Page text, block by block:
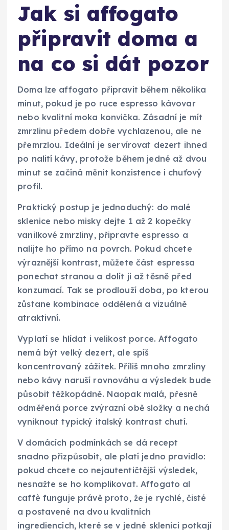
Jak si affogato
připravit doma a
na co si dát pozor
Doma lze affogato připravit během několika
minut, pokud je po ruce espresso kávovar
nebo kvalitní moka konvička. Zásadní je mít
zmrzlinu předem dobře vychlazenou, ale ne
přemrzlou. Ideální je servírovat dezert ihned
po nalití kávy, protože během jedné až dvou
minut se začíná měnit konzistence i chuťový
profil.
Praktický postup je jednoduchý: do malé
sklenice nebo misky dejte 1 až 2 kopečky
vanilkové zmrzliny, připravte espresso a
nalijte ho přímo na povrch. Pokud chcete
výraznější kontrast, můžete část espressa
ponechat stranou a dolít ji až těsně před
konzumací. Tak se prodlouží doba, po kterou
zůstane kombinace oddělená a vizuálně
atraktivní.
Vyplatí se hlídat i velikost porce. Affogato
nemá být velký dezert, ale spíš
koncentrovaný zážitek. Příliš mnoho zmrzliny
nebo kávy naruší rovnováhu a výsledek bude
působit těžkopádně. Naopak malá, přesně
odměřená porce zvýrazní obě složky a nechá
vyniknout typický italský kontrast chutí.
V domácích podmínkách se dá recept
snadno přizpůsobit, ale platí jedno pravidlo:
pokud chcete co nejautentičtější výsledek,
nesnažte se ho komplikovat. Affogato al
caffè funguje právě proto, že je rychlé, čisté
a postavené na dvou kvalitních
ingrediencích, které se v jedné sklenici potkají